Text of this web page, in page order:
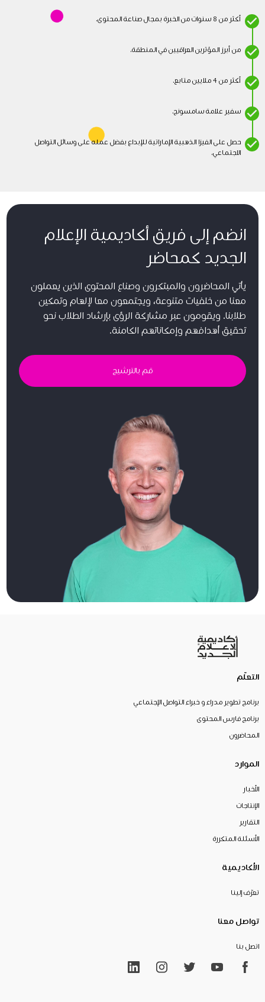
أكثر من 8 سنوات من الخبرة بمجال صناعة المحتوى.
من أبرز المؤثرين العراقيين في المنطقة.
أكثر من 4 ملايين متابع.
سفير علامة سامسونج.
حصل على الفيزا الذهبية الإماراتية للإبداع بفضل عمله على وسائل التواصل
الاجتماعي.
انضم إلى فريق أكاديمية الإعلام
الجديد كمحاضر
يأتي المحاضرون والمبتكرون وصناع المحتوى الذين يعملون
معنا من خلفيات متنوعة، ويجتمعون معا لإلهام وتمكين
طلابنا. ويقومون عبر مشاركة الرؤى بإرشاد الطلاب نحو
تحقيق أهدافهم وإمكاناتهم الكامنة.
قم بالترشيح
التعلّم
برنامج تطوير مدراء و خبراء التواصل الإجتماعي
برنامج فارس المحتوى
المحاضرون
الموارد
الأخبار
الإنتاجات
التقارير
الأسئلة المتكررة
الأكاديمية
تعرّف إلينا
تواصل معنا
اتصل بنا